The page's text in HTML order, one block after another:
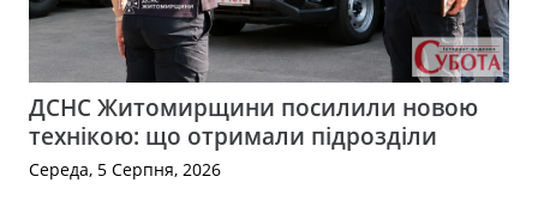
ДСНС Житомирщини посилили новою
технікою: що отримали підрозділи
Середа, 5 Серпня, 2026